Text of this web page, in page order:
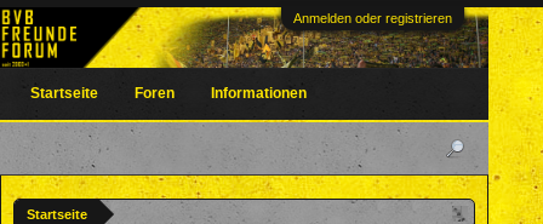
Anmelden oder registrieren
Startseite
Startseite Foren Informationen